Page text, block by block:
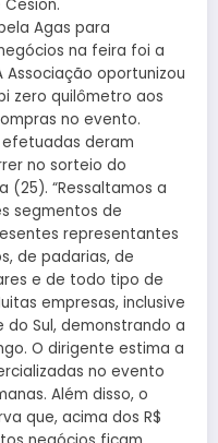
Agas para
na feira foi a
Associação oportunizou
zero quilômetro aos
no evento.
deram
no sorteio do
(25). “Ressaltamos a
segmentos de
representantes
de padarias, de
e de todo tipo de
empresas, inclusive
do Sul, demonstrando a
O dirigente estima a
no evento
Além disso, o
que, acima dos R$